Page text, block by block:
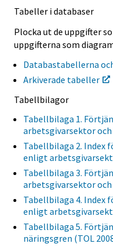
Tabeller i databaser
Plocka ut de uppgifter
uppgifterna som
Databastabellerna
Arkiverade tabeller
Tabellbilagor
Tabellbilaga 1.
arbetsgivarsektor
Tabellbilaga 2. Index
enligt
Tabellbilaga 3.
arbetsgivarsektor
Tabellbilaga 4. Index
enligt
Tabellbilaga 5.
näringsgren (TOL